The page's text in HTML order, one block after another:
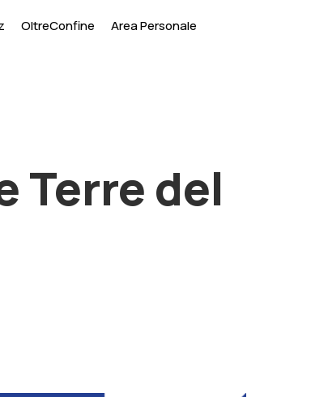
OltreConfine
Area Personale
Terre del